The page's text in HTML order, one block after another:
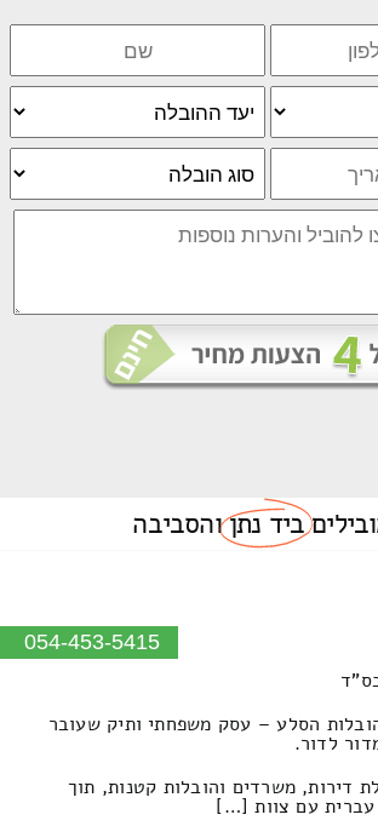
ביד נתןוהסביבה
054-453-5415
הסלע – עסק משפחתי ותיק שעובר
לדור.
דירות, משרדים והובלות קטנות, תוך
עם צוות […]